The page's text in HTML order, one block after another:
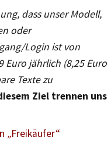
dass unser Modell,
oder
Login ist von
Euro jährlich (8,25 Euro
Texte zu
Ziel trennen uns
„Freikäufer“